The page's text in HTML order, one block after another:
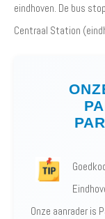
eindhoven. De bus
Centraal Station
Onze aanrader is